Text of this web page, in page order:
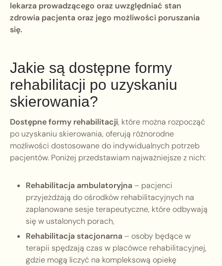
lekarza prowadzącego oraz uwzględniać stan
zdrowia pacjenta oraz jego możliwości poruszania
się.
Jakie są dostępne formy
rehabilitacji po uzyskaniu
skierowania?
Dostępne formy rehabilitacji, które można rozpocząć
po uzyskaniu skierowania, oferują różnorodne
możliwości dostosowane do indywidualnych potrzeb
pacjentów. Poniżej przedstawiam najważniejsze z nich:
Rehabilitacja ambulatoryjna– pacjenci
przyjeżdżają do ośrodków rehabilitacyjnych na
zaplanowane sesje terapeutyczne, które odbywają
się w ustalonych porach,
Rehabilitacja stacjonarna– osoby będące w
terapii spędzają czas w placówce rehabilitacyjnej,
gdzie mogą liczyć na kompleksową opiekę